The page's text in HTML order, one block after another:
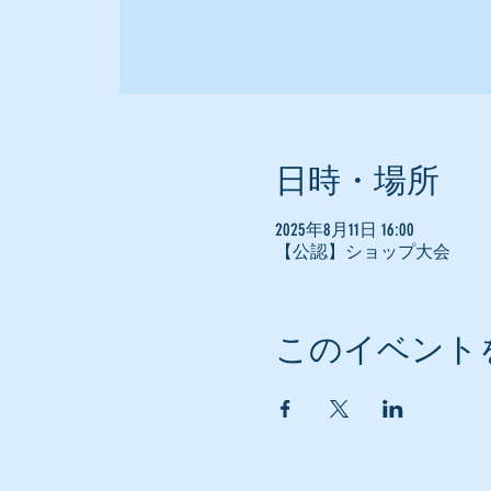
日時・場所
2025年8月11日 16:00
【公認】ショップ大会
このイベント